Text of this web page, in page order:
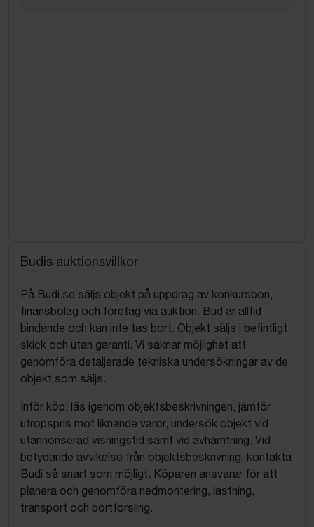
Budis auktionsvillkor
På Budi.se säljs objekt på uppdrag av konkursbon,
finansbolag och företag via auktion. Bud är alltid
bindande och kan inte tas bort. Objekt säljs i befintligt
skick och utan garanti. Vi saknar möjlighet att
genomföra detaljerade tekniska undersökningar av de
objekt som säljs.
Inför köp, läs igenom objektsbeskrivningen, jämför
utropspris mot liknande varor, undersök objekt vid
utannonserad visningstid samt vid avhämtning. Vid
betydande avvikelse från objektsbeskrivning, kontakta
Budi så snart som möjligt. Köparen ansvarar för att
planera och genomföra nedmontering, lastning,
transport och bortforsling.